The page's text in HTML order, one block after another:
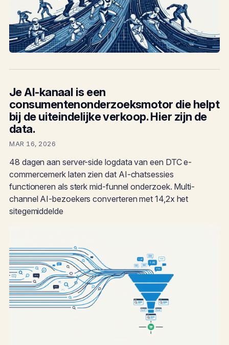
Je AI-kanaal is een
consumentenonderzoeksmotor die helpt
bij de uiteindelijke verkoop. Hier zijn de
data.
MAR 16, 2026
48 dagen aan server-side logdata van een DTC e-
commercemerk laten zien dat AI-chatsessies
functioneren als sterk mid-funnel onderzoek. Multi-
channel AI-bezoekers converteren met 14,2x het
sitegemiddelde